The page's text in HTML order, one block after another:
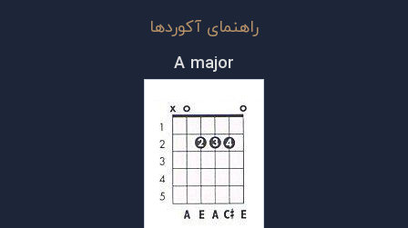
راهنمای آکوردها
A major